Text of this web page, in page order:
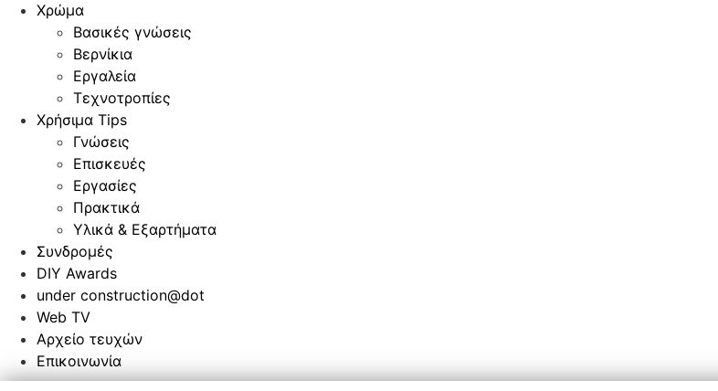
Χρώμα
Βασικές γνώσεις
Βερνίκια
Εργαλεία
Τεχνοτροπίες
Χρήσιμα Tips
Γνώσεις
Επισκευές
Εργασίες
Πρακτικά
Υλικά & Εξαρτήματα
Συνδρομές
DIY Awards
under construction@dot
Web TV
Αρχείο τευχών
Επικοινωνία